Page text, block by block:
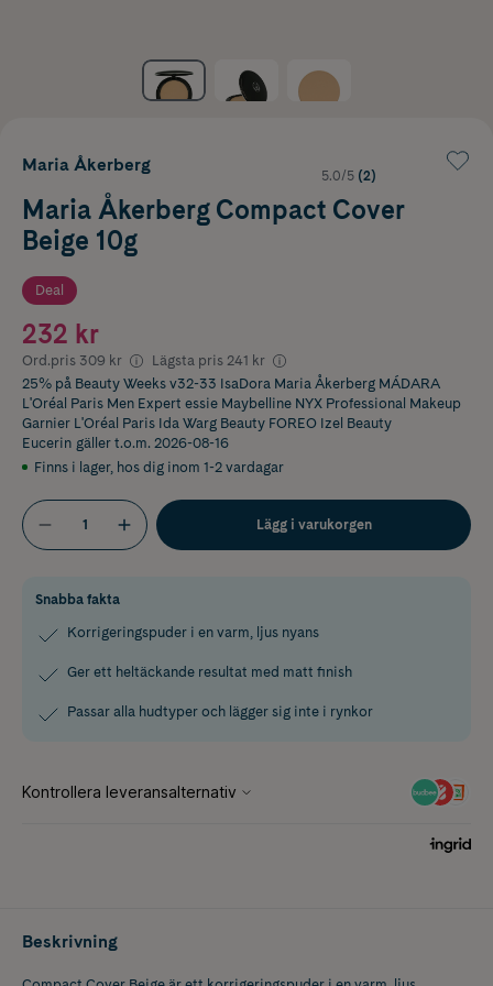
Maria Åkerberg
5.0/5 (2)
Maria Åkerberg Compact Cover
Beige 10g
Deal
232 kr
Ord.pris 309 kr Lägsta pris 241 kr
25% på Beauty Weeks v32-33 IsaDora Maria Åkerberg MÁDARA
L'Oréal Paris Men Expert essie Maybelline NYX Professional Makeup
Garnier L'Oréal Paris Ida Warg Beauty FOREO Izel Beauty
Eucerin gäller t.o.m. 2026-08-16
Finns i lager, hos dig inom 1-2 vardagar
Lägg i varukorgen
Snabba fakta
Korrigeringspuder i en varm, ljus nyans
Ger ett heltäckande resultat med matt finish
Passar alla hudtyper och lägger sig inte i rynkor
Beskrivning